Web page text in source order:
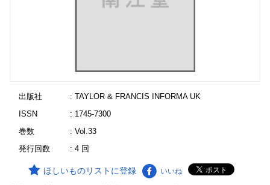
出版社
: TAYLOR & FRANCIS INFORMA UK
ISSN
: 1745-7300
巻数
: Vol.33
発行回数
: 4 回
ほしいものリストに登録 いいね